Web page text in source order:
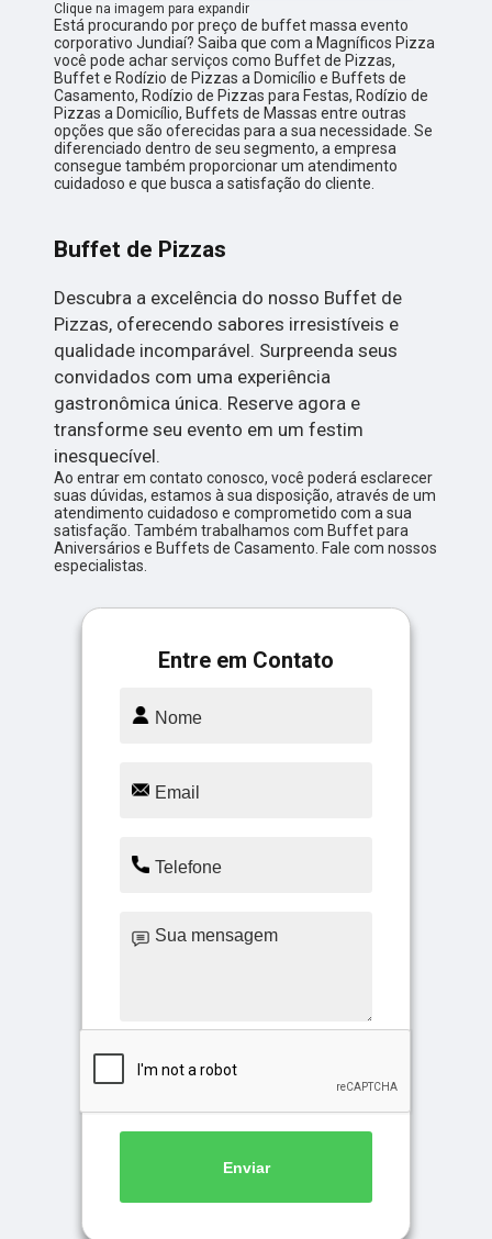
Clique na imagem para expandir
Está procurando por preço de buffet massa evento
corporativo Jundiaí? Saiba que com a Magníficos Pizza
você pode achar serviços como Buffet de Pizzas,
Buffet e Rodízio de Pizzas a Domicílio e Buffets de
Casamento, Rodízio de Pizzas para Festas, Rodízio de
Pizzas a Domicílio, Buffets de Massas entre outras
opções que são oferecidas para a sua necessidade. Se
diferenciado dentro de seu segmento, a empresa
consegue também proporcionar um atendimento
cuidadoso e que busca a satisfação do cliente.
Buffet de Pizzas
Descubra a excelência do nosso Buffet de
Pizzas, oferecendo sabores irresistíveis e
qualidade incomparável. Surpreenda seus
convidados com uma experiência
gastronômica única. Reserve agora e
transforme seu evento em um festim
inesquecível.
Ao entrar em contato conosco, você poderá esclarecer
suas dúvidas, estamos à sua disposição, através de um
atendimento cuidadoso e comprometido com a sua
satisfação. Também trabalhamos com Buffet para
Aniversários e Buffets de Casamento. Fale com nossos
especialistas.
Entre em Contato
Enviar